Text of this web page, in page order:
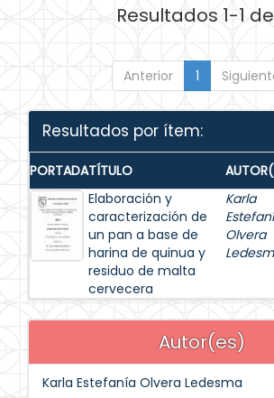
Resultados 1-1 de
Anterior 1
Resultados por ítem:
PORTADATÍTULO
Elaboración y
caracterización de
un pan a base de
harina de quinua y
residuo de malta
cervecera
Karla
Olvera
Autor(es)
Karla Estefanía Olvera Ledesma